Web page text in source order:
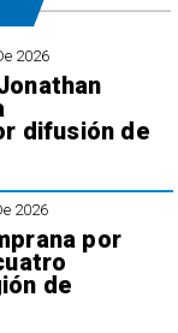
2026
difusión de
2026
por
de